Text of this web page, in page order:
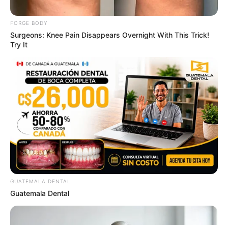
Why this ordinary drink is the secret to feeling
your best every day
CTA FAVORITE
FORGE BODY
Surgeons: Knee Pain Disappears Overnight With This Trick!
Try It
GUATEMALA DENTAL
Guatemala Dental